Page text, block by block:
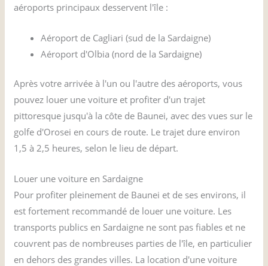
aéroports principaux desservent l'île :
Aéroport de Cagliari (sud de la Sardaigne)
Aéroport d'Olbia (nord de la Sardaigne)
Après votre arrivée à l'un ou l'autre des aéroports, vous
pouvez louer une voiture et profiter d'un trajet
pittoresque jusqu'à la côte de Baunei, avec des vues sur le
golfe d'Orosei en cours de route. Le trajet dure environ
1,5 à 2,5 heures, selon le lieu de départ.
Louer une voiture en Sardaigne
Pour profiter pleinement de Baunei et de ses environs, il
est fortement recommandé de louer une voiture. Les
transports publics en Sardaigne ne sont pas fiables et ne
couvrent pas de nombreuses parties de l'île, en particulier
en dehors des grandes villes. La location d'une voiture